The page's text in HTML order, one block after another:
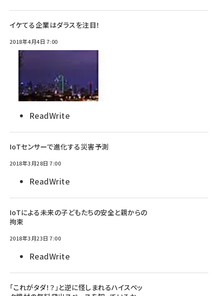
イケてる企業はダラスを注目！
2018年4月4日 7:00
ReadWrite
IoTセンサーで進化する災害予測
2018年3月28日 7:00
ReadWrite
IoTによる未来の子どもたちの安全と親からの
拘束
2018年3月23日 7:00
ReadWrite
「これがタダ！？」と逆に怪しまれるハイスペッ